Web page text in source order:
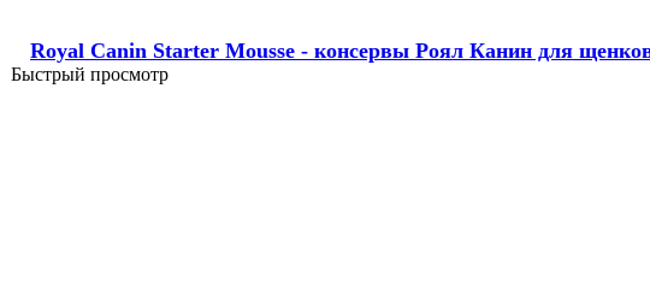
Royal Canin Starter Mousse - консервы Роял Канин для
Быстрый просмотр